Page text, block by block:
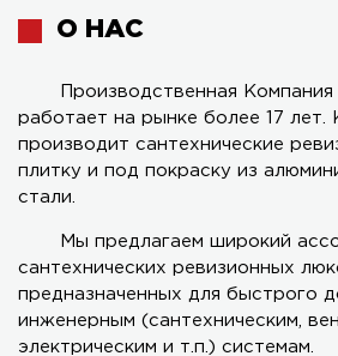
Серия AL-KR
О НАС
Производственная
работает на рынке более 17 лет.
производит сантехнические
плитку и под покраску из
стали.
Мы предлагаем широкий
сантехнических ревизионных
предназначенных для быстрого
инженерным (сантехническим,
электрическим и т.п.) системам.